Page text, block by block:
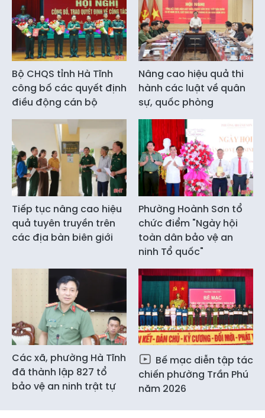
Bộ CHQS tỉnh Hà Tĩnh
công bố các quyết định
điều động cán bộ
Nâng cao hiệu quả thi
hành các luật về quân
sự, quốc phòng
Tiếp tục nâng cao hiệu
quả tuyên truyền trên
các địa bàn biên giới
Phường Hoành Sơn tổ
chức điểm "Ngày hội
toàn dân bảo vệ an
ninh Tổ quốc"
Các xã, phường Hà Tĩnh
đã thành lập 827 tổ
bảo vệ an ninh trật tự
Bế mạc diễn tập tác
chiến phường Trần Phú
năm 2026